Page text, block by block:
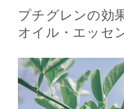
プチグレンの効
オイル・エッセ